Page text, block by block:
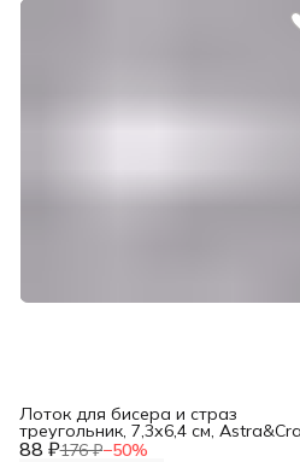
88 ₽176 ₽−50%
Лоток для бисера и страз
треугольник, 7,3х6,4 см,